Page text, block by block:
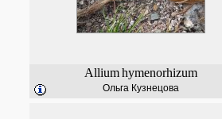
Alliumhymenorhizum
Ольга Кузнецова